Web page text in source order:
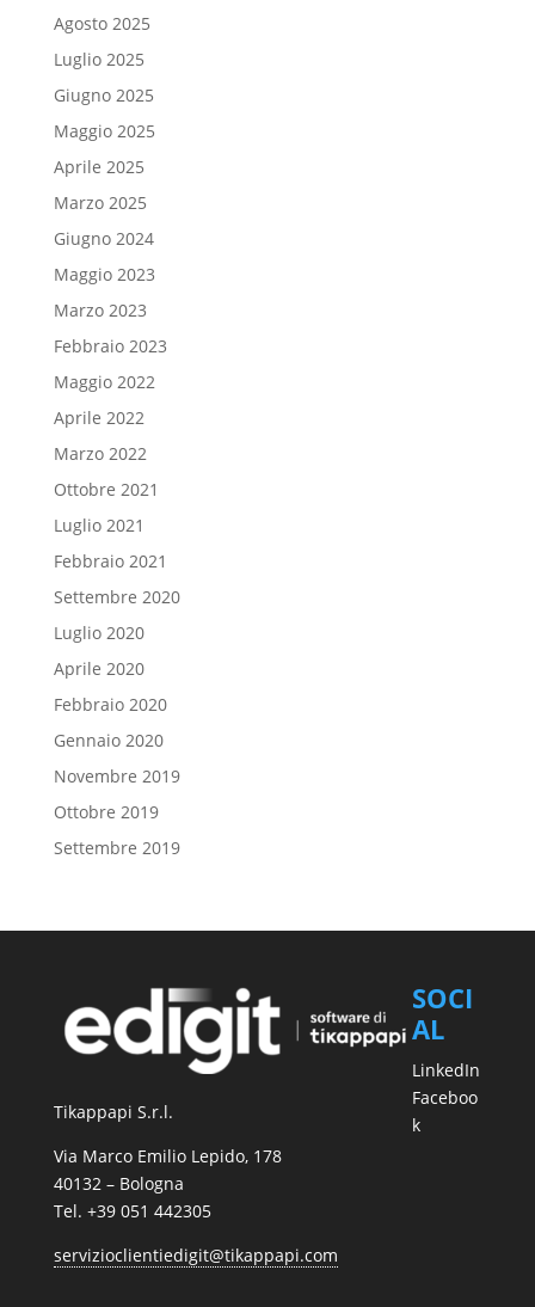
Agosto 2025
Luglio 2025
Giugno 2025
Maggio 2025
Aprile 2025
Marzo 2025
Giugno 2024
Maggio 2023
Marzo 2023
Febbraio 2023
Maggio 2022
Aprile 2022
Marzo 2022
Ottobre 2021
Luglio 2021
Febbraio 2021
Settembre 2020
Luglio 2020
Aprile 2020
Febbraio 2020
Gennaio 2020
Novembre 2019
Ottobre 2019
Settembre 2019
Tikappapi S.r.l.
Via Marco Emilio Lepido, 178
40132 – Bologna
Tel. +39 051 442305
servizioclientiedigit@tikappapi.com
SOCI
AL
LinkedIn
Faceboo
k